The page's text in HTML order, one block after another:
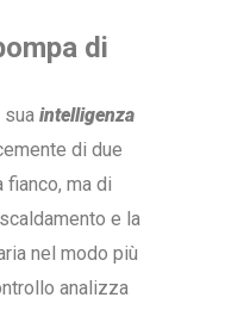
di
sua intelligenza
di due
fianco, ma di
e la
nel modo più
analizza